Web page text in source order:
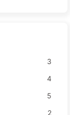
3
4
5
2